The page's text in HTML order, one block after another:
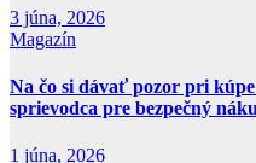
3 júna, 2026
Magazín
Na čo si dávať pozor pri
sprievodca pre bezpečný
1 júna, 2026